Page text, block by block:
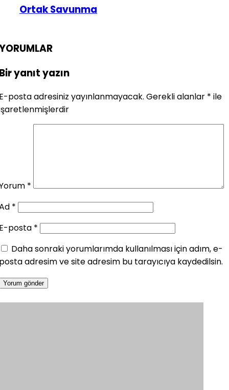
Ortak Savunma
yanıt yazın
posta adresiniz yayınlanmayacak. Gerekli alanlar * ile
*
*
posta *
Daha sonraki yorumlarımda kullanılması için adım, e-
adresim ve site adresim bu tarayıcıya kaydedilsin.